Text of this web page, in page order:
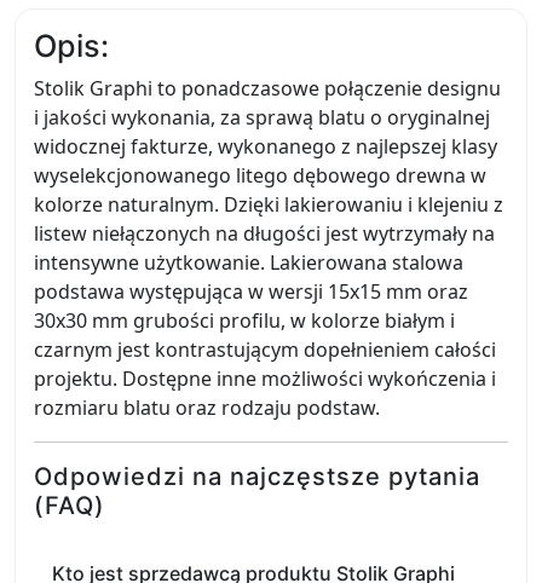
Opis:
Stolik Graphi to ponadczasowe połączenie designu
i jakości wykonania, za sprawą blatu o oryginalnej
widocznej fakturze, wykonanego z najlepszej klasy
wyselekcjonowanego litego dębowego drewna w
kolorze naturalnym. Dzięki lakierowaniu i klejeniu z
listew niełączonych na długości jest wytrzymały na
intensywne użytkowanie. Lakierowana stalowa
podstawa występująca w wersji 15x15 mm oraz
30x30 mm grubości profilu, w kolorze białym i
czarnym jest kontrastującym dopełnieniem całości
projektu. Dostępne inne możliwości wykończenia i
rozmiaru blatu oraz rodzaju podstaw.
Odpowiedzi na najczęstsze pytania
(FAQ)
Kto jest sprzedawcą produktu Stolik Graphi